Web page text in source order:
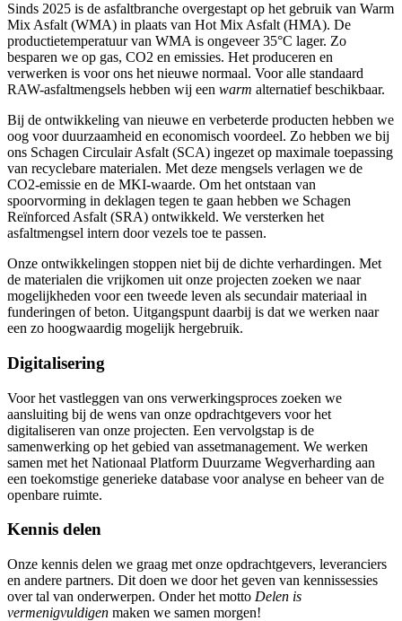
Sinds 2025 is de asfaltbranche overgestapt op het gebruik van Warm
Mix Asfalt (WMA) in plaats van Hot Mix Asfalt (HMA). De
productietemperatuur van WMA is ongeveer 35°C lager. Zo
besparen we op gas, CO2 en emissies. Het produceren en
verwerken is voor ons het nieuwe normaal. Voor alle standaard
RAW-asfaltmengsels hebben wij een warm alternatief beschikbaar.
Bij de ontwikkeling van nieuwe en verbeterde producten hebben we
oog voor duurzaamheid en economisch voordeel. Zo hebben we bij
ons Schagen Circulair Asfalt (SCA) ingezet op maximale toepassing
van recyclebare materialen. Met deze mengsels verlagen we de
CO2-emissie en de MKI-waarde. Om het ontstaan van
spoorvorming in deklagen tegen te gaan hebben we Schagen
Reïnforced Asfalt (SRA) ontwikkeld. We versterken het
asfaltmengsel intern door vezels toe te passen.
Onze ontwikkelingen stoppen niet bij de dichte verhardingen. Met
de materialen die vrijkomen uit onze projecten zoeken we naar
mogelijkheden voor een tweede leven als secundair materiaal in
funderingen of beton. Uitgangspunt daarbij is dat we werken naar
een zo hoogwaardig mogelijk hergebruik.
Digitalisering
Voor het vastleggen van ons verwerkingsproces zoeken we
aansluiting bij de wens van onze opdrachtgevers voor het
digitaliseren van onze projecten. Een vervolgstap is de
samenwerking op het gebied van assetmanagement. We werken
samen met het Nationaal Platform Duurzame Wegverharding aan
een toekomstige generieke database voor analyse en beheer van de
openbare ruimte.
Kennis delen
Onze kennis delen we graag met onze opdrachtgevers, leveranciers
en andere partners. Dit doen we door het geven van kennissessies
over tal van onderwerpen. Onder het motto Delen is
vermenigvuldigen maken we samen morgen!